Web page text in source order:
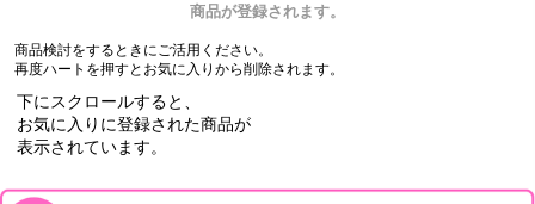
商品が登録されます。
商品検討をするときにご活用ください。
再度ハートを押すとお気に入りから削除されます。
下にスクロールすると、
お気に入りに登録された商品が
表示されています。